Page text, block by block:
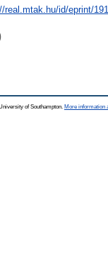
real.mtak.hu/id/eprint/
of Southampton. More information